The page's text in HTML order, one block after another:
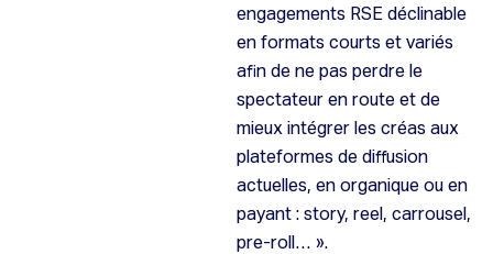
engagements RSE déclinable
en formats courts et variés
afin de ne pas perdre le
spectateur en route et de
mieux intégrer les créas aux
plateformes de diffusion
actuelles, en organique ou en
payant : story, reel, carrousel,
pre-roll… ».